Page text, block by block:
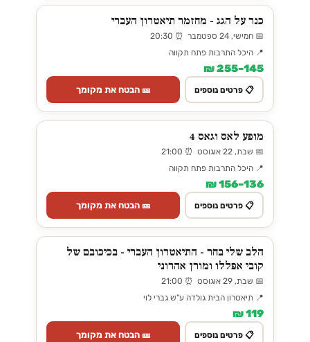
כנר על הגג - מחזמר תיאטרון העברי
📅 חמישי, 24 ספטמבר ⏰ 20:30
📍 היכל התרבות פתח תקווה
145–255 ₪
📋 פרטים נוספים 🎫 הבטח את מקומך
מופע לאס וגאס 4
📅 שבת, 22 אוגוסט ⏰ 21:00
📍 היכל התרבות פתח תקווה
136–156 ₪
📋 פרטים נוספים 🎫 הבטח את מקומך
הלב שלי בחר - התיאטרון העברי - בכיכובם של
קובי אפללו ומורן אהרוני
📅 שבת, 29 אוגוסט ⏰ 21:00
📍 תיאטרון הבית גולדה ע"ש גברי לוי
119 ₪
📋 פרטים נוספים 🎫 הבטח את מקומך